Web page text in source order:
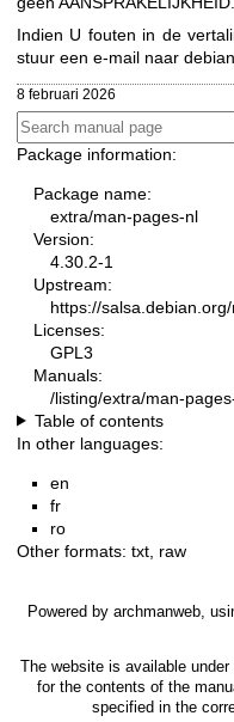
Indien U fouten in de
stuur een e-mail naar
8 februari 2026
Package information:
Package name:
extra/man-pages-nl
Version:
4.30.2-1
Upstream:
https://
Licenses:
GPL3
Manuals:
/listing/extra/man-
Table of contents
In other languages:
en
fr
ro
Other formats: txt raw
Powered by archmanweb,
The website is available
for the contents of the
specified in the